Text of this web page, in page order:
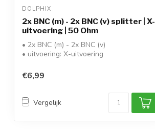
DOLPHIX
2x BNC (m) - 2x BNC (v) splitter | X-
uitvoering | 50 Ohm
• 2x BNC (m) - 2x BNC (v)
• uitvoering: X-uitvoering
• leve...
€6,99
Vergelijk